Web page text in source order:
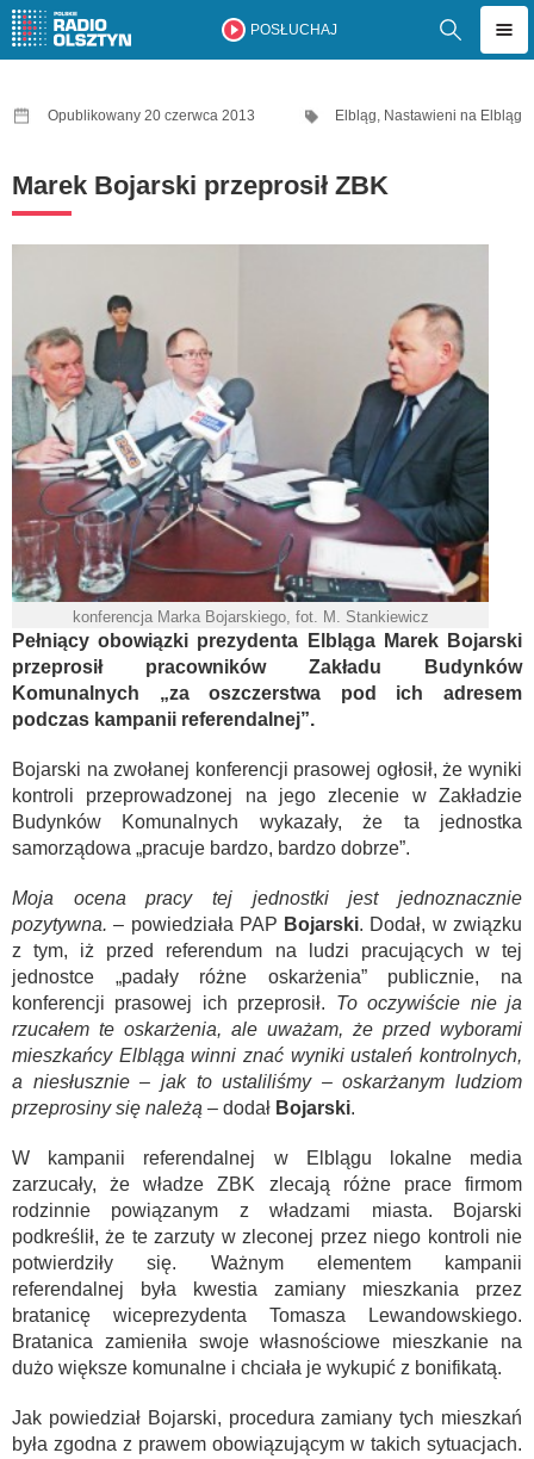
POSŁUCHAJ
Opublikowany 20 czerwca 2013 Elbląg, Nastawieni na Elbląg
Marek Bojarski przeprosił ZBK
konferencja Marka Bojarskiego, fot. M. Stankiewicz
Pełniący obowiązki prezydenta Elbląga Marek Bojarski
przeprosił pracowników Zakładu Budynków
Komunalnych „za oszczerstwa pod ich adresem
podczas kampanii referendalnej”.
Bojarski na zwołanej konferencji prasowej ogłosił, że wyniki
kontroli przeprowadzonej na jego zlecenie w Zakładzie
Budynków Komunalnych wykazały, że ta jednostka
samorządowa „pracuje bardzo, bardzo dobrze”.
Moja ocena pracy tej jednostki jest jednoznacznie
pozytywna. – powiedziała PAP Bojarski. Dodał, w związku
z tym, iż przed referendum na ludzi pracujących w tej
jednostce „padały różne oskarżenia” publicznie, na
konferencji prasowej ich przeprosił. To oczywiście nie ja
rzucałem te oskarżenia, ale uważam, że przed wyborami
mieszkańcy Elbląga winni znać wyniki ustaleń kontrolnych,
a niesłusznie – jak to ustaliliśmy – oskarżanym ludziom
przeprosiny się należą – dodał Bojarski.
W kampanii referendalnej w Elblągu lokalne media
zarzucały, że władze ZBK zlecają różne prace firmom
rodzinnie powiązanym z władzami miasta. Bojarski
podkreślił, że te zarzuty w zleconej przez niego kontroli nie
potwierdziły się. Ważnym elementem kampanii
referendalnej była kwestia zamiany mieszkania przez
bratanicę wiceprezydenta Tomasza Lewandowskiego.
Bratanica zamieniła swoje własnościowe mieszkanie na
dużo większe komunalne i chciała je wykupić z bonifikatą.
Jak powiedział Bojarski, procedura zamiany tych mieszkań
była zgodna z prawem obowiązującym w takich sytuacjach.